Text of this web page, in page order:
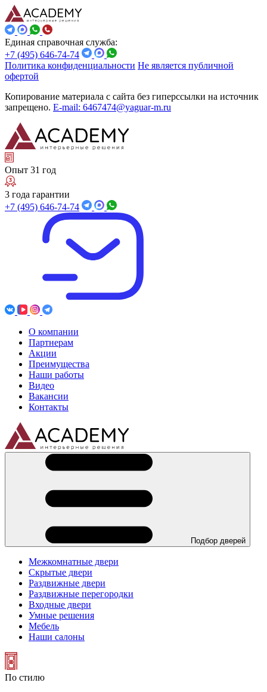
Единая справочная служба:
+7 (495) 646-74-74
Политика конфиденциальности Не является публичной
офертой
Копирование материала с сайта без гиперссылки на источник
запрещено. E-mail: 6467474@yaguar-m.ru
Опыт 31 год
3 года гарантии
+7 (495) 646-74-74
О компании
Партнерам
Акции
Преимущества
Наши работы
Видео
Вакансии
Контакты
Подбор дверей
Межкомнатные двери
Скрытые двери
Раздвижные двери
Раздвижные перегородки
Входные двери
Умные решения
Мебель
Наши салоны
По стилю